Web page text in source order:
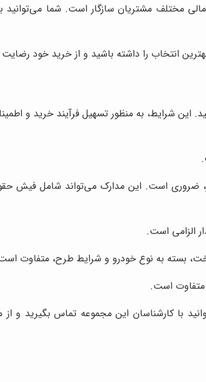
مختلف مشتریان سازگار است. شما می‌توانید
انتخاب را داشته باشید و از خرید خود
این شرایط، به منظور تسهیل فرآیند خرید و
ضروری است. این مدارک می‌تواند شامل فیش
الزامی است.
بسته به نوع خودرو و شرایط طرح، متفاوت
متفاوت است.
با کارشناسان این مجموعه تماس بگیرید و